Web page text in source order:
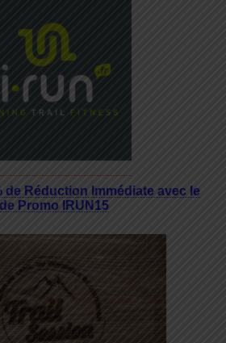
de Réduction Immédiate avec le
Promo IRUN15